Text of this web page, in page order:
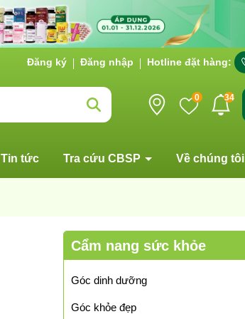
Đăng ký Đăng nhập Hotline đặt hàng:
0 34
Tin tức Tra cứu CBSP Về chúng tôi
Cẩm nang sức khỏe
Góc dinh dưỡng
Góc khỏe đẹp